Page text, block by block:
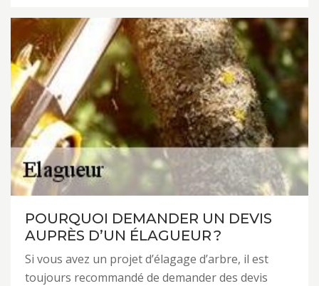
POURQUOI DEMANDER UN DEVIS
AUPRÈS D’UN ÉLAGUEUR ?
Si vous avez un projet d’élagage d’arbre, il est
toujours recommandé de demander des devis